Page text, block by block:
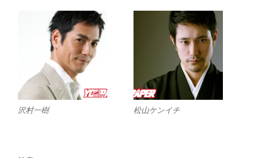
沢村一樹 松山ケンイチ